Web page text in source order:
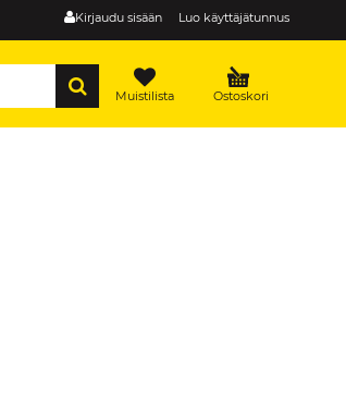
Kirjaudu sisään Luo käyttäjätunnus
Ostoskori
Muistilista